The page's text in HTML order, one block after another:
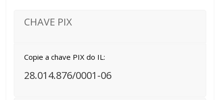
CHAVE PIX
Copie a chave PIX do IL:
28.014.876/0001-06